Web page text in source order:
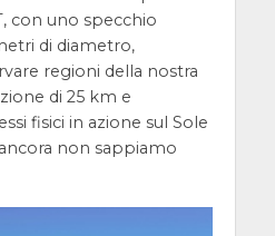
con uno specchio
di diametro,
regioni della nostra
di 25 km e
fisici in azione sul Sole
non sappiamo